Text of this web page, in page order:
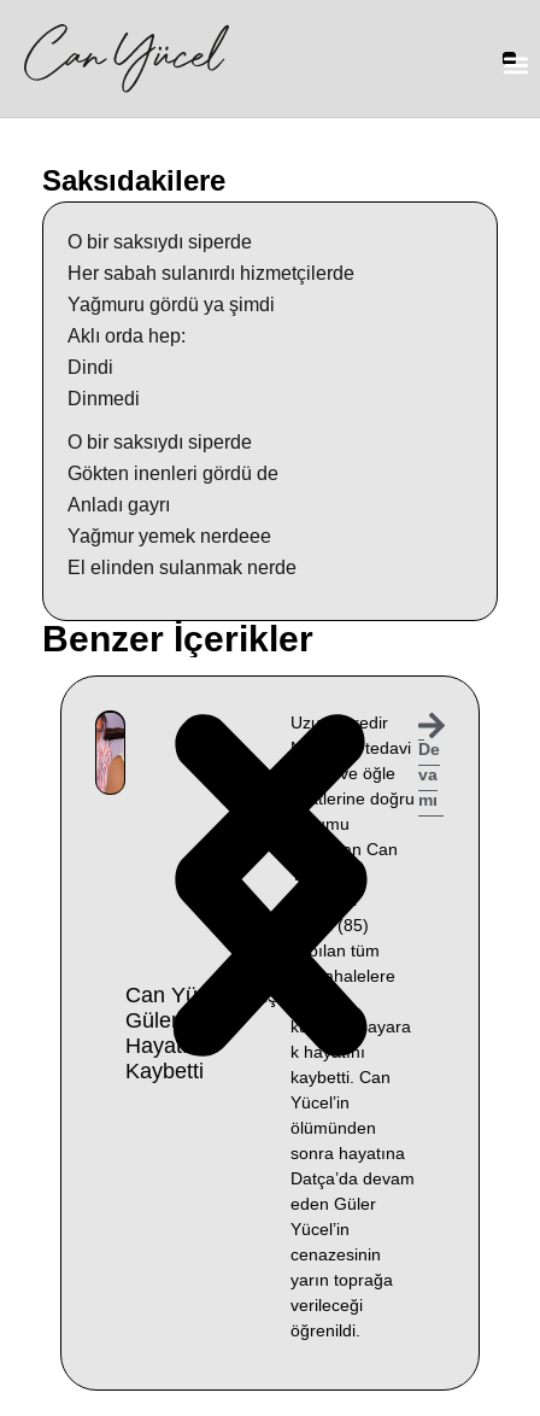
Saksıdakilere
O bir saksıydı siperde
Her sabah sulanırdı hizmetçilerde
Yağmuru gördü ya şimdi
Aklı orda hep:
Dindi
Dinmedi
O bir saksıydı siperde
Gökten inenleri gördü de
Anladı gayrı
Yağmur yemek nerdeee
El elinden sulanmak nerde
Benzer İçerikler
Can Yücel’in Eşi
Güler Yücel
Hayatını
Kaybetti
Uzun süredir
Muğla’da tedavi
gören ve öğle
saatlerine doğru
durumu
ağırlaşan Can
Yücel’in
eşi Güler
Yücel (85)
yapılan tüm
müdahalelere
rağmen
kurtarılamayara
k hayatını
kaybetti. Can
Yücel’in
ölümünden
sonra hayatına
Datça’da devam
eden Güler
Yücel’in
cenazesinin
yarın toprağa
verileceği
öğrenildi.
De
va
mı